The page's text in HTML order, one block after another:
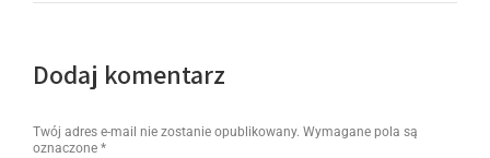
Dodaj komentarz
Twój adres e-mail nie zostanie opublikowany. Wymagane pola są
oznaczone *